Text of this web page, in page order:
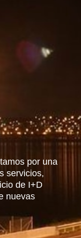
por una
servicios,
de I+D
nuevas